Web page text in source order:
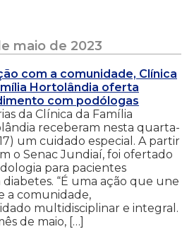
maio de 2023
com a comunidade, Clínica
Hortolândia oferta
com podólogas
da Clínica da Família
receberam nesta quarta-
um cuidado especial. A partir
o Senac Jundiaí, foi ofertado
para pacientes
“É uma ação que une
a comunidade,
multidisciplinar e integral.
de maio, […]